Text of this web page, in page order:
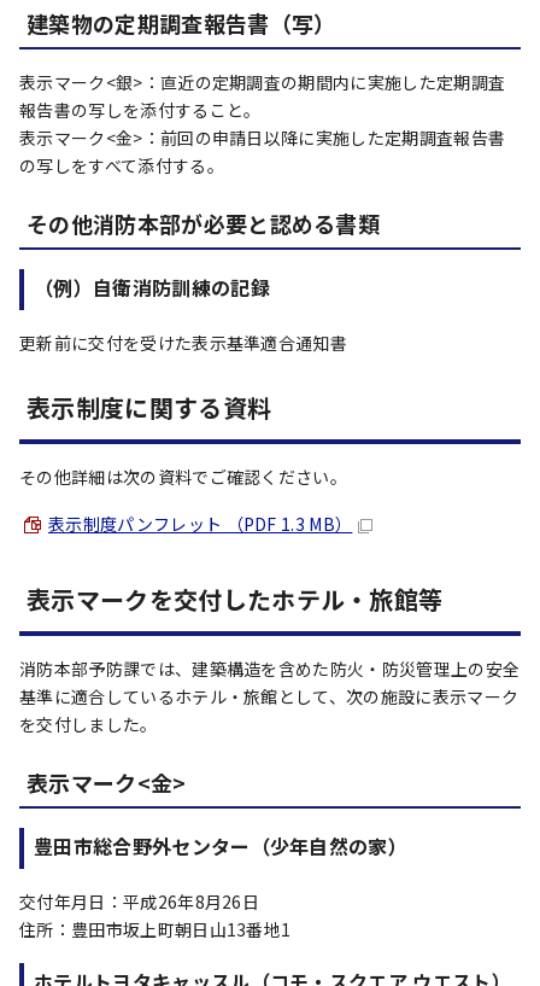
建築物の定期調査報告書（写）
表示マーク<銀>：直近の定期調査の期間内に実施した定期調査
報告書の写しを添付すること。
表示マーク<金>：前回の申請日以降に実施した定期調査報告書
の写しをすべて添付する。
その他消防本部が必要と認める書類
（例）自衛消防訓練の記録
更新前に交付を受けた表示基準適合通知書
表示制度に関する資料
その他詳細は次の資料でご確認ください。
表示制度パンフレット （PDF 1.3 MB）
表示マークを交付したホテル・旅館等
消防本部予防課では、建築構造を含めた防火・防災管理上の安全
基準に適合しているホテル・旅館として、次の施設に表示マーク
を交付しました。
表示マーク<金>
豊田市総合野外センター（少年自然の家）
交付年月日：平成26年8月26日
住所：豊田市坂上町朝日山13番地1